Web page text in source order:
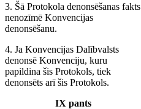
3. Šā Protokola denonsēšanas fakts
nenozīmē Konvencijas
denonsēšanu.
4. Ja Konvencijas Dalībvalsts
denonsē Konvenciju, kuru
papildina šis Protokols, tiek
denonsēts arī šis Protokols.
IX pants